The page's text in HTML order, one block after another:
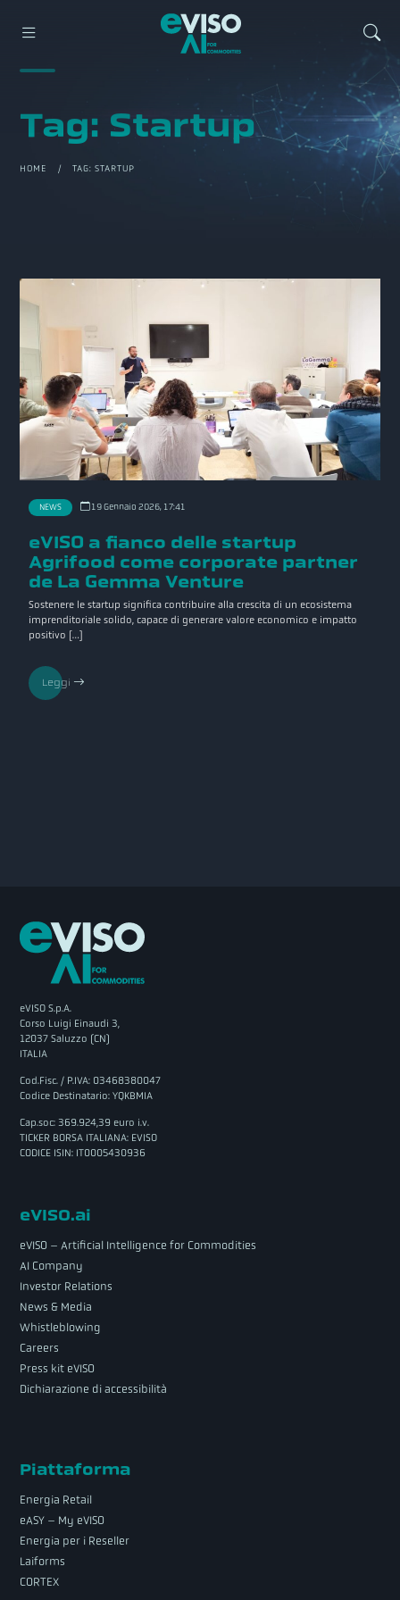
Tag: Startup
HOME / TAG: STARTUP
NEWS 19 Gennaio 2026, 17:41
eVISO a fianco delle startup
Agrifood come corporate partner
de La Gemma Venture
Sostenere le startup significa contribuire alla crescita di un ecosistema
imprenditoriale solido, capace di generare valore economico e impatto
positivo […]
Leggi
eVISO S.p.A.
Corso Luigi Einaudi 3,
12037 Saluzzo (CN)
ITALIA
Cod.Fisc. / P.IVA: 03468380047
Codice Destinatario: YQKBMIA
Cap.soc: 369.924,39 euro i.v.
TICKER BORSA ITALIANA: EVISO
CODICE ISIN: IT0005430936
eVISO.ai
eVISO – Artificial Intelligence for Commodities
AI Company
Investor Relations
News & Media
Whistleblowing
Careers
Press kit eVISO
Dichiarazione di accessibilità
Piattaforma
Energia Retail
eASY – My eVISO
Energia per i Reseller
Laiforms
CORTEX